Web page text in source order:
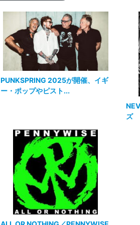
PUNKSPRING 2025が開催、イギ
ー・ポップやピスト...
ズ